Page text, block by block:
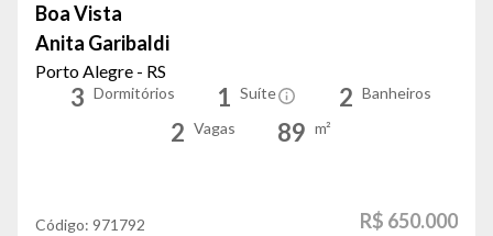
Boa Vista
Anita Garibaldi
Porto Alegre - RS
3 Dormitórios 1 Suíte 2 Banheiros
2 Vagas 89 m²
Código: 971792 R$ 650.000